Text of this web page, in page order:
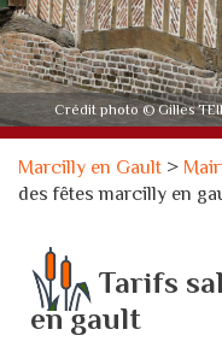
Crédit photo © Gilles
Marcilly en Gault >
des fêtes marcilly en
Tarifs
en gault